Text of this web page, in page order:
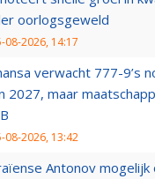
oorlogsgeweld
08-2026, 14:17
verwacht 777-9’s
2027, maar
08-2026, 13:42
Antonov